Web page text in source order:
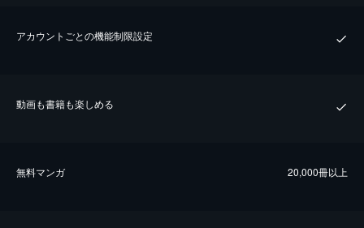
アカウントごとの機能制限設定
動画も書籍も楽しめる
無料マンガ 20,000冊以上